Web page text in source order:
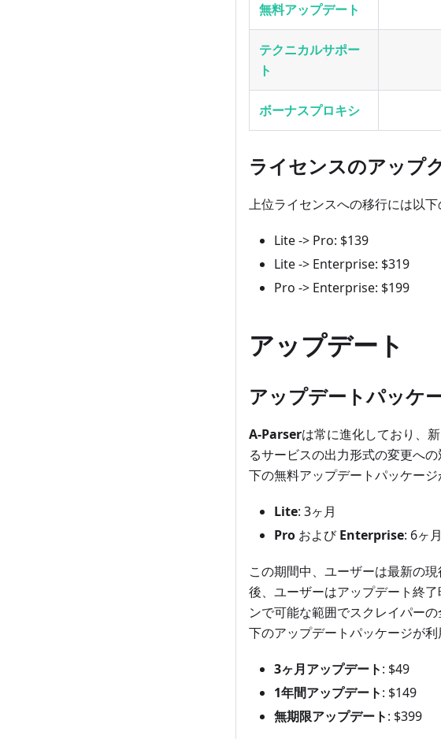
無料アップデート
テクニカルサポー
ト
ボーナスプロキシ
ライセンスのアップ
上位ライセンスへの移行には以
Lite -> Pro: $139
Lite -> Enterprise: $319
Pro -> Enterprise: $199
アップデート
アップデートパッケ
A-Parserは常に進化しており、
るサービスの出力形式の変更へ
下の無料アップデートパッケージ
Lite: 3ヶ月
Pro およびEnterprise: 6ヶ月
この期間中、ユーザーは最新の
後、ユーザーはアップデート終
ンで可能な範囲でスクレイパー
下のアップデートパッケージが利
3ヶ月アップデート: $49
1年間アップデート: $149
無期限アップデート: $399